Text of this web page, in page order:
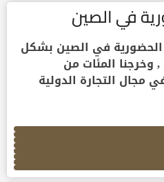
في الصين
الحضورية في الصين بشكل
المئات من
مجال التجارة الدولية